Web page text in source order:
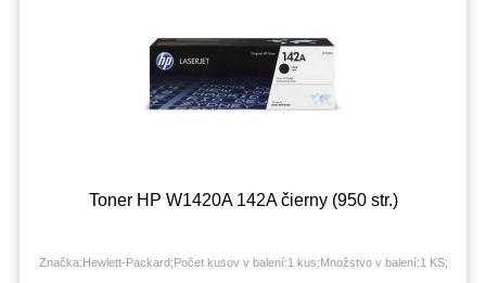
Toner HP W1420A 142A čierny (950 str.)
Značka:Hewlett-Packard;Počet kusov v balení:1 kus;Množstvo v balení:1 KS;